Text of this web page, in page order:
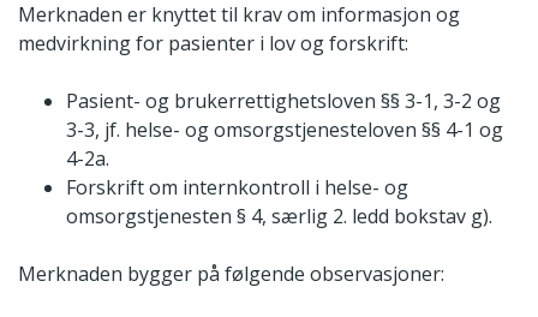
Merknaden er knyttet til krav om informasjon og
medvirkning for pasienter i lov og forskrift:
Pasient- og brukerrettighetsloven §§ 3-1, 3-2 og
3-3, jf. helse- og omsorgstjenesteloven §§ 4-1 og
4-2a.
Forskrift om internkontroll i helse- og
omsorgstjenesten § 4, særlig 2. ledd bokstav g).
Merknaden bygger på følgende observasjoner: